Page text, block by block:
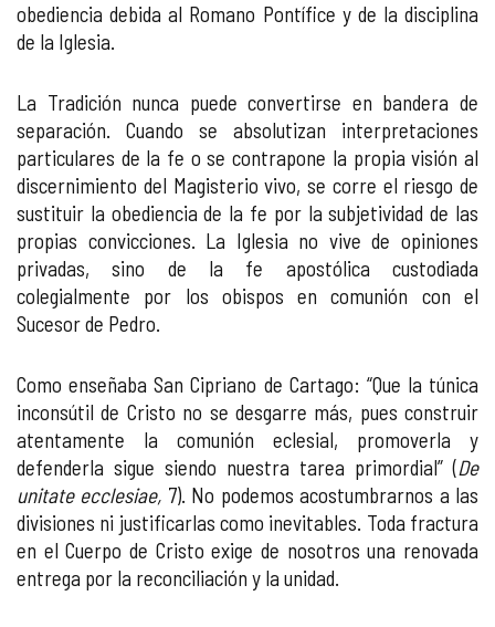
obediencia debida al Romano Pontífice y de la disciplina
de la Iglesia.
La Tradición nunca puede convertirse en bandera de
separación. Cuando se absolutizan interpretaciones
particulares de la fe o se contrapone la propia visión al
discernimiento del Magisterio vivo, se corre el riesgo de
sustituir la obediencia de la fe por la subjetividad de las
propias convicciones. La Iglesia no vive de opiniones
privadas, sino de la fe apostólica custodiada
colegialmente por los obispos en comunión con el
Sucesor de Pedro.
Como enseñaba San Cipriano de Cartago: “Que la túnica
inconsútil de Cristo no se desgarre más, pues construir
atentamente la comunión eclesial, promoverla y
defenderla sigue siendo nuestra tarea primordial” (De
unitate ecclesiae, 7). No podemos acostumbrarnos a las
divisiones ni justificarlas como inevitables. Toda fractura
en el Cuerpo de Cristo exige de nosotros una renovada
entrega por la reconciliación y la unidad.